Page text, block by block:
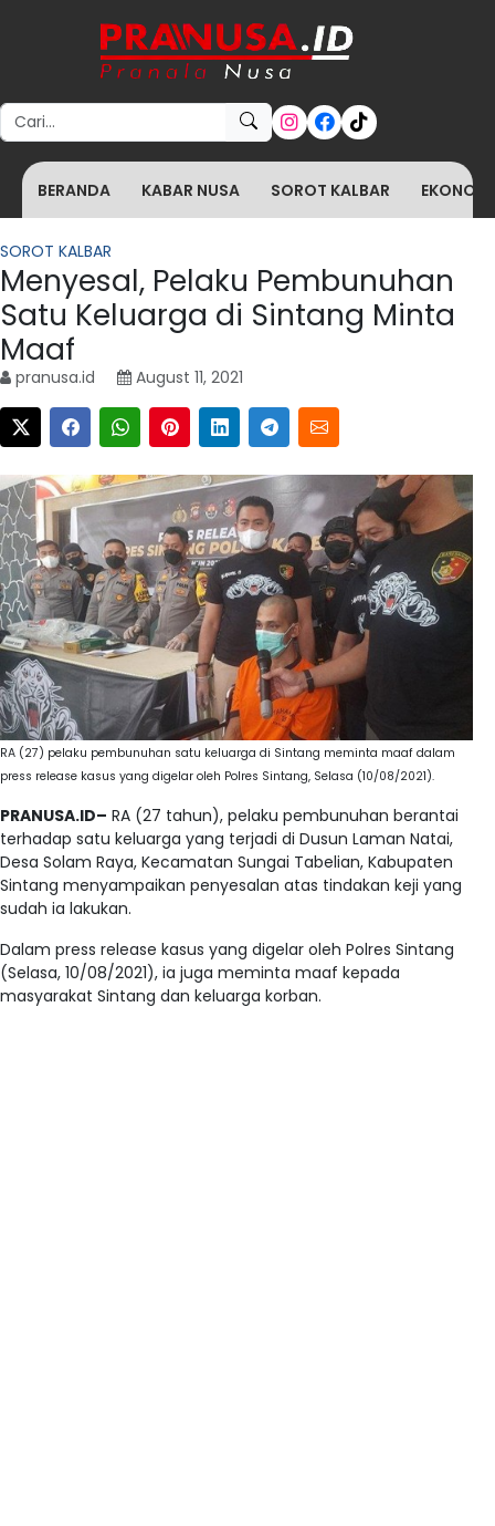
Search for:
BERANDA KABAR NUSA SOROT KALBAR
SOROT KALBAR
Menyesal, Pelaku Pembunuhan
Satu Keluarga di Sintang Minta
Maaf
pranusa.id August 11, 2021
RA (27) pelaku pembunuhan satu keluarga di Sintang meminta maaf dalam
press release kasus yang digelar oleh Polres Sintang, Selasa (10/08/2021).
PRANUSA.ID– RA (27 tahun), pelaku pembunuhan berantai
terhadap satu keluarga yang terjadi di Dusun Laman Natai,
Desa Solam Raya, Kecamatan Sungai Tabelian, Kabupaten
Sintang menyampaikan penyesalan atas tindakan keji yang
sudah ia lakukan.
Dalam press release kasus yang digelar oleh Polres Sintang
(Selasa, 10/08/2021), ia juga meminta maaf kepada
masyarakat Sintang dan keluarga korban.